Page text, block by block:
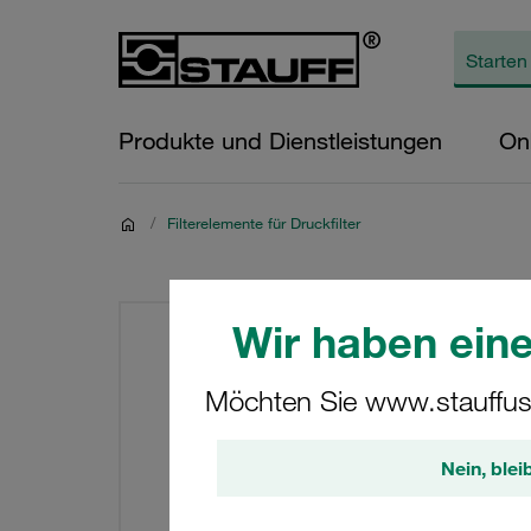
Wir haben
Möchten Sie
Nein,
Produkte und Dienstleistungen
/ Filterelemente für Druckfilter